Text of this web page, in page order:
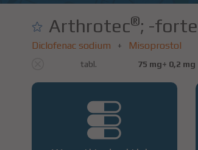
Arthrotec®; -forte
Diclofenac sodium + Misoprostol
tabl. 75 mg+ 0,2 mg